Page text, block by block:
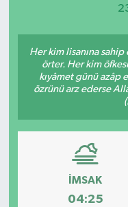
Her kim lisanına sahip
örter. Her kim
kıyâmet günü azâp
özrünü arz ederse
İMSAK
04:25
Gündem
Güvenlik
Kültür-Sanat
Magazin
Özel Haber
Haber Arşivi